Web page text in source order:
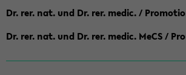
Dr. rer. nat. und Dr. rer. medic. /
Dr. rer. nat. und Dr. rer. medic. MeCS /